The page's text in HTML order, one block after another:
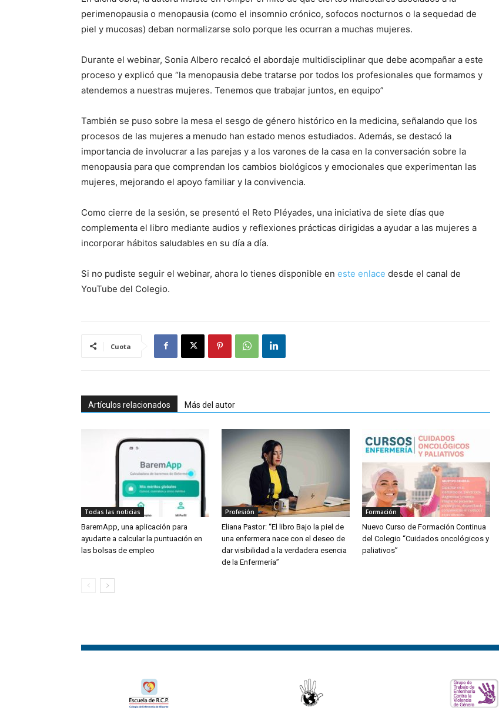
perimenopausia o menopausia (como el insomnio crónico, sofocos nocturnos o la sequedad de
piel y mucosas) deban normalizarse solo porque les ocurran a muchas mujeres.
Durante el webinar, Sonia Albero recalcó el abordaje multidisciplinar que debe acompañar a este
proceso y explicó que “la menopausia debe tratarse por todos los profesionales que formamos y
atendemos a nuestras mujeres. Tenemos que trabajar juntos, en equipo”
También se puso sobre la mesa el sesgo de género histórico en la medicina, señalando que los
procesos de las mujeres a menudo han estado menos estudiados. Además, se destacó la
importancia de involucrar a las parejas y a los varones de la casa en la conversación sobre la
menopausia para que comprendan los cambios biológicos y emocionales que experimentan las
mujeres, mejorando el apoyo familiar y la convivencia.
Como cierre de la sesión, se presentó el Reto Pléyades, una iniciativa de siete días que
complementa el libro mediante audios y reflexiones prácticas dirigidas a ayudar a las mujeres a
incorporar hábitos saludables en su día a día.
Si no pudiste seguir el webinar, ahora lo tienes disponible en este enlace desde el canal de
YouTube del Colegio.
Cuota
Artículos relacionados Más del autor
Todas las noticias
BaremApp, una aplicación para
ayudarte a calcular la puntuación en
las bolsas de empleo
Profesión
Eliana Pastor: “El libro Bajo la piel de
una enfermera nace con el deseo de
dar visibilidad a la verdadera esencia
de la Enfermería”
Formación
Nuevo Curso de Formación Continua
del Colegio “Cuidados oncológicos y
paliativos”